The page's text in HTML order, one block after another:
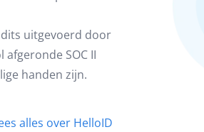
uitgevoerd door
afgeronde SOC II
handen zijn.
alles over HelloID